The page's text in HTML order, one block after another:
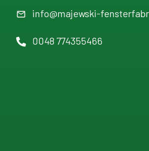
info@majewski-
0048 774355466